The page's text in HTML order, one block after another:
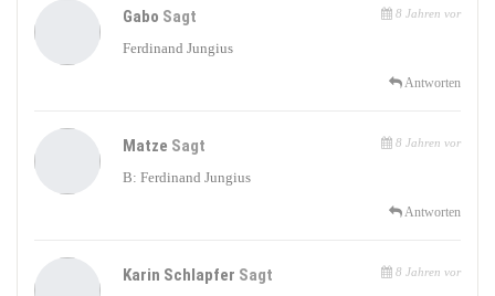
Gabo Sagt 8 Jahren vor
Ferdinand Jungius
Antworten
Matze Sagt 8 Jahren vor
B: Ferdinand Jungius
Antworten
Karin Schlapfer Sagt 8 Jahren vor